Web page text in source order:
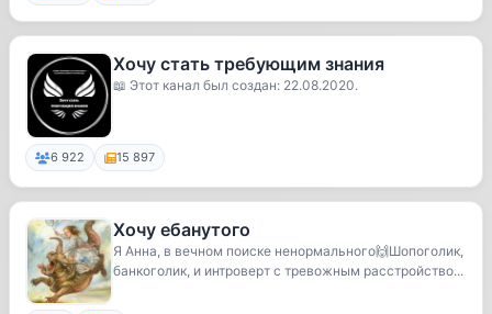
Хочу стать требующим знания
📖 Этот канал был создан: 22.08.2020.
6 922 15 897
Хочу ебанутого
Я Анна, в вечном поиске ненормального🙌Шопоголик,
банкоголик, и интроверт с тревожным расстройство...